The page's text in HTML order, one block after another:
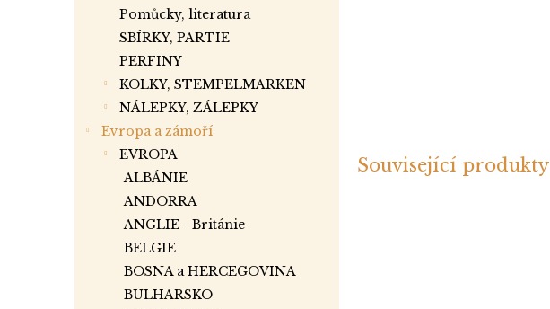
Pomůcky, literatura
SBÍRKY, PARTIE
PERFINY
KOLKY, STEMPELMARKEN
NÁLEPKY, ZÁLEPKY
Evropa a zámoří
EVROPA
ALBÁNIE
ANDORRA
ANGLIE - Británie
BELGIE
BOSNA a HERCEGOVINA
BULHARSKO
Související produkty